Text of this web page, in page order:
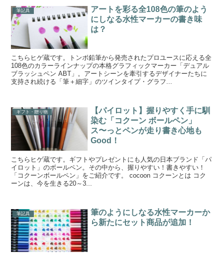
筆記具
アートを彩る全108色の筆のよう
にしなる水性マーカーの書き味
は？
こちらヒゲ蔵です。トンボ鉛筆から発売されたプロユースに応える全
108色のカラーラインナップの本格グラフィックマーカー「デュアル
ブラッシュペン ABT」。アートシーンを牽引するデザイナーたちに
支持され続ける「筆＋細字」のツインタイプ・グラフ...
ギフト・贈り物
【パイロット】握りやすく手に馴
染む「コクーン ボールペン」
ス〜っとペンが走り書き心地も
Good！
こちらヒゲ蔵です。ギフトやプレゼントにも人気の日本ブランド「パ
イロット」のボールペン。その中から、握りやすい！書きやすい！
「コクーンボールペン」をご紹介です。 cocoon コクーンとは コク
ーンは、今を生きる20～3...
筆記具
筆のようにしなる水性マーカーか
ら新たにセット商品が追加！